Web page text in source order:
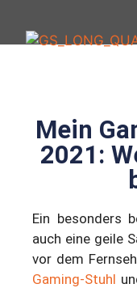
Mein
2021:
Ein besonders
auch eine geile
vor dem
Gaming-Stuhl